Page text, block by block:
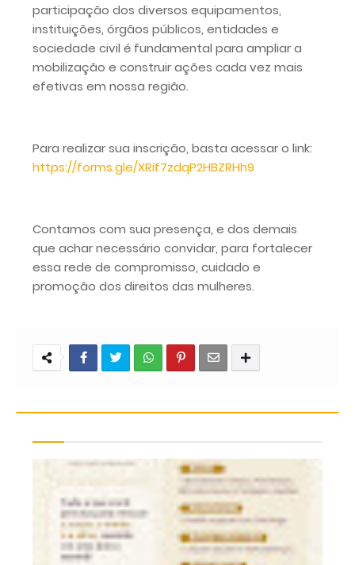
participação dos diversos equipamentos,
instituições, órgãos públicos, entidades e
sociedade civil é fundamental para ampliar a
mobilização e construir ações cada vez mais
efetivas em nossa região.
Para realizar sua inscrição, basta acessar o link:
https://forms.gle/XRif7zdqP2HBZRHh9
Contamos com sua presença, e dos demais
que achar necessário convidar, para fortalecer
essa rede de compromisso, cuidado e
promoção dos direitos das mulheres.